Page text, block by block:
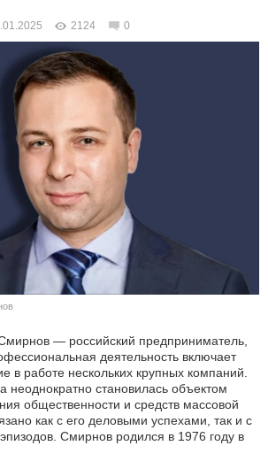
ПОЛИТИКА
ЭКОНОМИКА
ОБЩЕСТВО
КУЛЬТУРА
НАУКА
СПОРТ
ШОУ-БИЗНЕС
АВТО И МОТО
ЭГОИЗМ
БЛОГ
2124 0
— российский предприниматель,
деятельность включает
в работе нескольких крупных компаний.
неоднократно становилась объектом
общественности и средств массовой
как с его деловыми успехами, так и с
Смирнов родился в 1976 году в